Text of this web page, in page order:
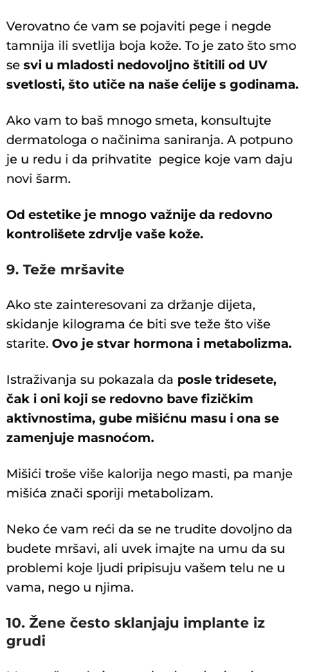
Verovatno će vam se pojaviti pege i negde
tamnija ili svetlija boja kože. To je zato što smo
sesvi u mladosti nedovoljno štitili od UV
svetlosti, što utiče na naše ćelije s godinama.
Ako vam to baš mnogo smeta, konsultujte
dermatologa o načinima saniranja. A potpuno
je u redu i da prihvatite pegice koje vam daju
novi šarm.
Od estetike je mnogo važnije da redovno
kontrolišete zdrvlje vaše kože.
9. Teže mršavite
Ako ste zainteresovani za držanje dijeta,
skidanje kilograma će biti sve teže što više
starite.Ovo je stvar hormona i metabolizma.
Istraživanja su pokazala da posle tridesete,
čak i oni koji se redovno bave fizičkim
aktivnostima, gube mišićnu masu i ona se
zamenjuje masnoćom.
Mišići troše više kalorija nego masti, pa manje
mišića znači sporiji metabolizam.
Neko će vam reći da se ne trudite dovoljno da
budete mršavi, ali uvek imajte na umu da su
problemi koje ljudi pripisuju vašem telu ne u
vama, nego u njima.
10. Žene često sklanjaju implante iz
grudi